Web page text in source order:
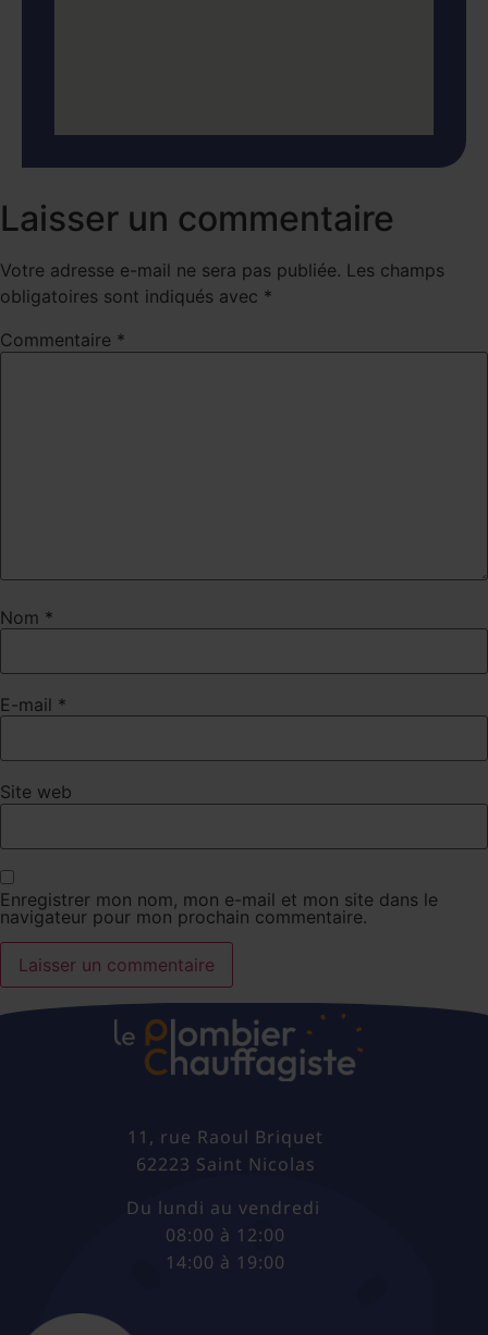
Laisser un commentaire
Votre adresse e-mail ne sera pas publiée. Les champs
obligatoires sont indiqués avec *
Commentaire *
Nom *
E-mail *
Site web
Enregistrer mon nom, mon e-mail et mon site dans le
navigateur pour mon prochain commentaire.
11, rue Raoul Briquet
62223 Saint Nicolas
Du lundi au vendredi
08:00 à 12:00
14:00 à 19:00